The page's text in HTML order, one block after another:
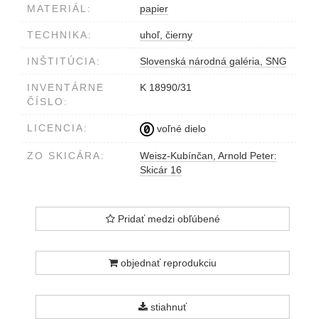
MATERIÁL: papier
TECHNIKA: uhoľ, čierny
INŠTITÚCIA: Slovenská národná galéria, SNG
INVENTÁRNE
ČÍSLO:
K 18990/31
LICENCIA: voľné dielo
ZO SKICÁRA:
Weisz-Kubínčan, Arnold Peter:
Skicár 16
Pridať medzi obľúbené
objednať reprodukciu
stiahnuť